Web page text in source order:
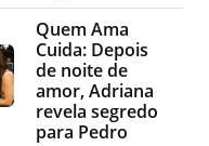
Quem Ama
Cuida: Depois
de noite de
amor, Adriana
revela segredo
para Pedro